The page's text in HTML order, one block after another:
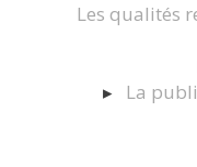
Les qualités
La